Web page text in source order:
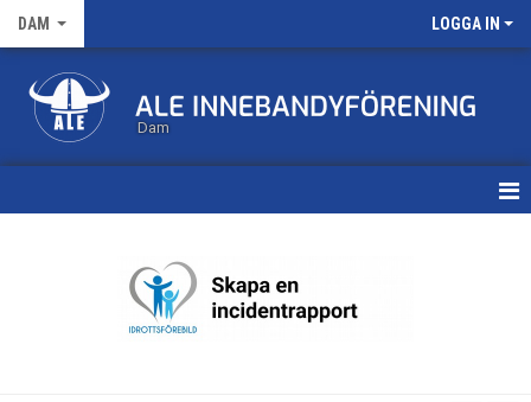
DAM LOGGA IN
Dam